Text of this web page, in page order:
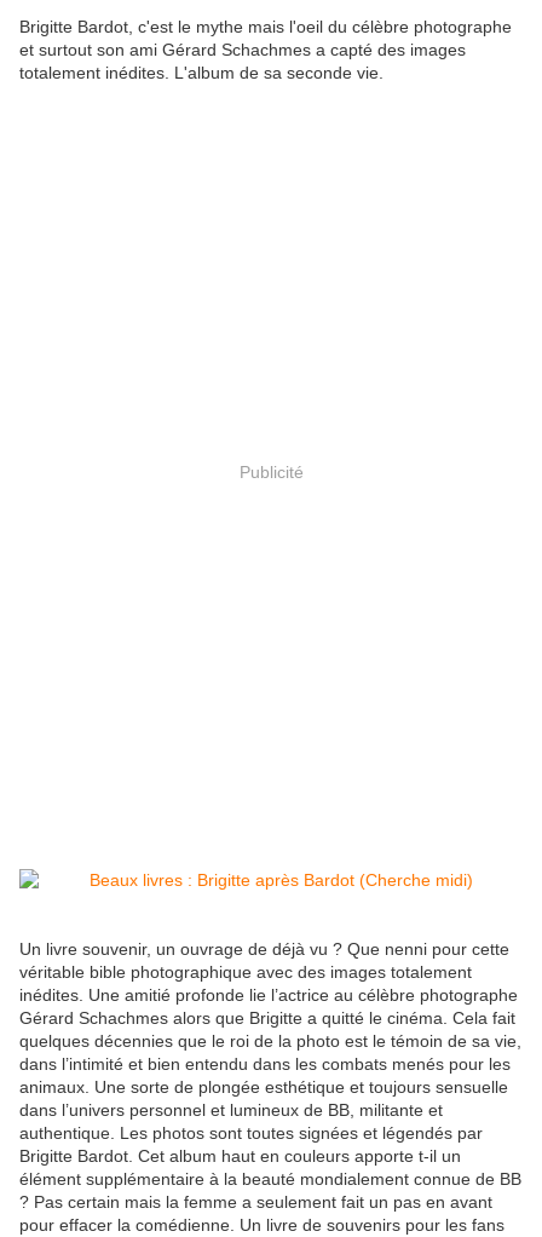
Brigitte Bardot, c'est le mythe mais l'oeil du célèbre photographe
et surtout son ami Gérard Schachmes a capté des images
totalement inédites. L'album de sa seconde vie.
Publicité
Un livre souvenir, un ouvrage de déjà vu ? Que nenni pour cette
véritable bible photographique avec des images totalement
inédites. Une amitié profonde lie l’actrice au célèbre photographe
Gérard Schachmes alors que Brigitte a quitté le cinéma. Cela fait
quelques décennies que le roi de la photo est le témoin de sa vie,
dans l’intimité et bien entendu dans les combats menés pour les
animaux. Une sorte de plongée esthétique et toujours sensuelle
dans l’univers personnel et lumineux de BB, militante et
authentique. Les photos sont toutes signées et légendés par
Brigitte Bardot. Cet album haut en couleurs apporte t-il un
élément supplémentaire à la beauté mondialement connue de BB
? Pas certain mais la femme a seulement fait un pas en avant
pour effacer la comédienne. Un livre de souvenirs pour les fans